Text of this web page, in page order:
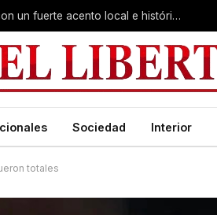
Virasoro inauguró la 7ª Feria del Libro con un fuerte acento local e histórico
Sociedad Interior
totales